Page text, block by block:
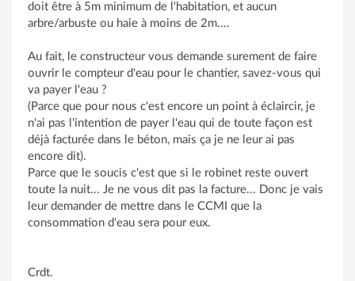
doit être à 5m minimum de l'habitation, et aucun
arbre/arbuste ou haie à moins de 2m....
Au fait, le constructeur vous demande surement de faire
ouvrir le compteur d'eau pour le chantier, savez-vous qui
va payer l'eau ?
(Parce que pour nous c'est encore un point à éclaircir, je
n'ai pas l'intention de payer l'eau qui de toute façon est
déjà facturée dans le béton, mais ça je ne leur ai pas
encore dit).
Parce que le soucis c'est que si le robinet reste ouvert
toute la nuit... Je ne vous dit pas la facture... Donc je vais
leur demander de mettre dans le CCMI que la
consommation d'eau sera pour eux.
Crdt.